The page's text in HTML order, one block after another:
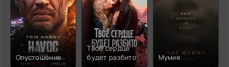
Опустошение
Твоё сердце
будет разбито
Мумия